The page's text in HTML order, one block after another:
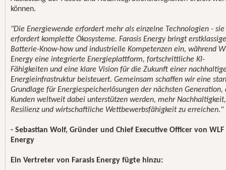
können.
"Die Energiewende erfordert mehr als einzelne Technologien - sie
erfordert komplette Ökosysteme. Farasis Energy bringt
Batterie-Know-how und industrielle Kompetenzen ein, während
Energy eine integrierte Energieplattform, fortschrittliche KI-
Fähigkeiten und eine klare Vision für die Zukunft einer
Energieinfrastruktur beisteuert. Gemeinsam schaffen wir eine
Grundlage für Energiespeicherlösungen der nächsten Generation,
Kunden weltweit dabei unterstützen werden, mehr Nachhaltigkeit,
Resilienz und wirtschaftliche Wettbewerbsfähigkeit zu erreichen."
- Sebastian Wolf, Gründer und Chief Executive Officer von WLF
Energy
Ein Vertreter von Farasis Energy fügte hinzu: